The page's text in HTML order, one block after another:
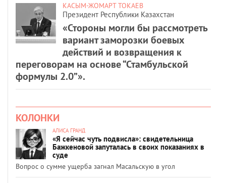
КАСЫМ-ЖОМАРТ ТОКАЕВ
Президент Республики Казахстан
«Стороны могли бы рассмотреть
вариант заморозки боевых
действий и возвращения к
переговорам на основе “Стамбульской
формулы 2.0”».
КОЛОНКИ
АЛИСА ГРАНД
«Я сейчас чуть подвисла»: свидетельница
Бажкеновой запуталась в своих показаниях в
суде
Вопрос о сумме ущерба загнал Масальскую в угол